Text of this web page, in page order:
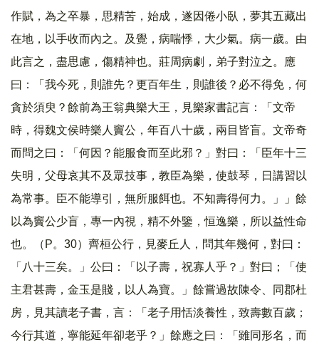
作賦，為之卒暴，思精苦，始成，遂因倦小臥，夢其五藏出
在地，以手收而內之。及覺，病喘悸，大少氣。病一歲。由
此言之，盡思慮，傷精神也。莊周病劇，弟子對泣之。應
曰：「我今死，則誰先？更百年生，則誰後？必不得免，何
貪於須臾？餘前為王翁典樂大王，見樂家書記言：「文帝
時，得魏文侯時樂人竇公，年百八十歲，兩目皆盲。文帝奇
而問之曰：「何因？能服食而至此邪？」對曰：「臣年十三
失明，父母哀其不及眾技事，教臣為樂，使鼓琴，日講習以
為常事。臣不能導引，無所服餌也。不知壽得何力。」」餘
以為竇公少盲，專一內視，精不外鑒，恒逸樂，所以益性命
也。（P。30）齊桓公行，見麥丘人，問其年幾何，對曰：
「八十三矣。」公曰：「以子壽，祝寡人乎？」對曰；「使
主君甚壽，金玉是賤，以人為寶。」餘嘗過故陳令、同郡杜
房，見其讀老子書，言：「老子用恬淡養性，致壽數百歲；
今行其道，寧能延年卻老乎？」餘應之曰：「雖同形名，而